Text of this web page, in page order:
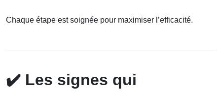
Chaque étape est soignée pour maximiser l’efficacité.
✔️ Les signes qui